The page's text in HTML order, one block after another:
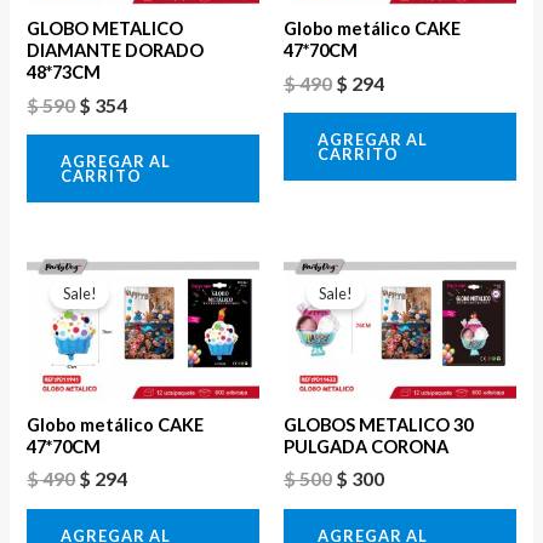
GLOBO METALICO
DIAMANTE DORADO
48*73CM
$590$ 354
AGREGAR AL
CARRITO
Globo metálico CAKE
47*70CM
$490 $ 294
AGREGAR AL
CARRITO
Sale!
Globo metálico CAKE
47*70CM
$490
El
precio
original
era:
$ 490.
$ 294
El
precio
actual
es:
$ 294.
AGREGAR AL
Sale!
GLOBOS METALICO 30
PULGADA CORONA
$500
El
precio
original
era:
$ 500.
$ 300
El
precio
actual
es:
$ 300.
AGREGAR AL